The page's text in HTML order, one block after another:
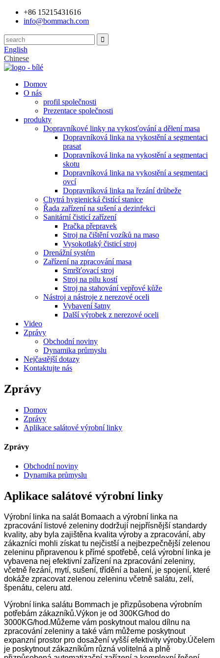
+86 15215431616
info@bommach.com
English
Chinese
Domov
O nás
profil společnosti
Prezentace společnosti
produkty
Dopravníkové linky na vykosťování a dělení masa
Dopravníková linka na vykostění a segmentaci
prasat
Dopravníková linka na vykostění a segmentaci
skotu
Dopravníková linka na vykostění a segmentaci
ovcí
Dopravníková linka na řezání drůbeže
Chytrá hygienická čistící stanice
Řada zařízení na sušení a dezinfekci
Sanitární čisticí zařízení
Pračka přepravek
Stroj na čištění vozíků na maso
Vysokotlaký čisticí stroj
Drenážní systém
Zařízení na zpracování masa
Smršťovací stroj
Stroj na pilu kostí
Stroj na stahování vepřové kůže
Nástroj a nástroje z nerezové oceli
Vybavení šatny
Další výrobek z nerezové oceli
Video
Zprávy
Obchodní noviny
Dynamika průmyslu
Nejčastější dotazy
Kontaktujte nás
Zprávy
Domov
Zprávy
Aplikace salátové výrobní linky
Zprávy
Obchodní noviny
Dynamika průmyslu
Aplikace salátové výrobní linky
Výrobní linka na salát Bomaach a výrobní linka na
zpracování listové zeleniny dodržují nejpřísnější standardy
kvality, aby byla zajištěna kvalita výroby a zpracování, aby
zákazníci mohli získat tu nejčistší a nejbezpečnější zelenou
zeleninu připravenou k přímé spotřebě, celá výrobní linka je
vybavena nej efektivní zařízení na zpracování zeleniny,
včetně řezání, mytí, sušení, třídění a balení, je spojení, které
dokáže zpracovat zelenou zeleninu včetně salátu, zelí,
špenátu, celeru atd.
Výrobní linka salátu Bommach je přizpůsobena výrobním
potřebám zákazníků.Výkon je od 300KG/hod do
3000KG/hod.Můžeme vám poskytnout malou dílnu na
zpracování zeleniny a také vám můžeme poskytnout
expanzní prostor pro dosažení vyšší efektivity výroby.Účelem
je poskytnout zákazníkům různá volitelná a plně